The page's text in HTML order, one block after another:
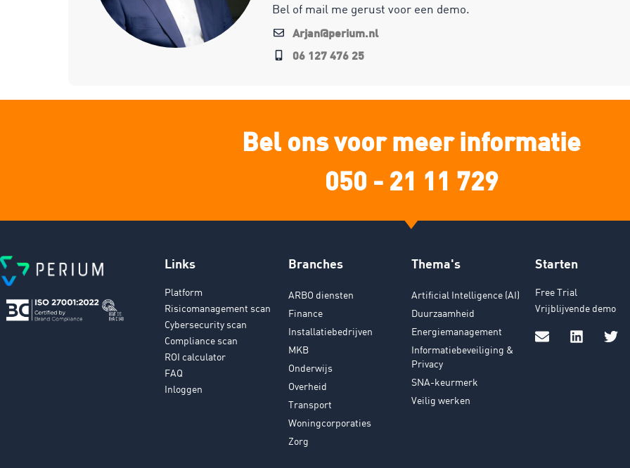
Bel of mail me gerust voor een demo.
Arjan@perium.nl
06 127 476 25
Bel ons voor meer informatie
050 - 21 11 729
Links
Platform
Risicomanagement scan
Cybersecurity scan
Compliance scan
ROI calculator
FAQ
Inloggen
Branches
ARBO diensten
Finance
Installatiebedrijven
MKB
Onderwijs
Overheid
Transport
Woningcorporaties
Zorg
Thema's
Artificial Intelligence (AI)
Duurzaamheid
Energiemanagement
Informatiebeveiliging &
Privacy
SNA-keurmerk
Veilig werken
Starten
Free Trial
Vrijblijvende demo